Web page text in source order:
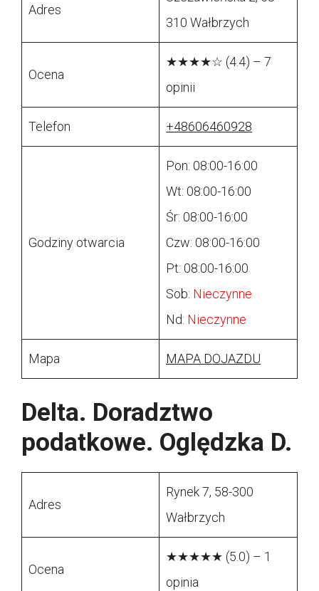
Adres
310 Wałbrzych
Ocena
★★★★☆ (4.4) – 7
opinii
Telefon +48606460928
Godziny otwarcia
Pon: 08:00-16:00
Wt: 08:00-16:00
Śr: 08:00-16:00
Czw: 08:00-16:00
Pt: 08:00-16:00
Sob: Nieczynne
Nd: Nieczynne
Mapa MAPA DOJAZDU
Delta. Doradztwo
podatkowe. Oględzka D.
Adres
Rynek 7, 58-300
Wałbrzych
Ocena
★★★★★ (5.0) – 1
opinia